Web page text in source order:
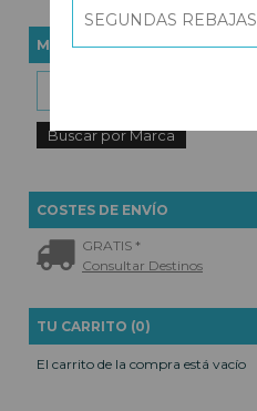
MARCAS
COSTES DE ENVÍO
GRATIS *
Consultar Destinos
TU CARRITO (0)
El carrito de la compra está vacío
SEGUNDAS REBAJAS